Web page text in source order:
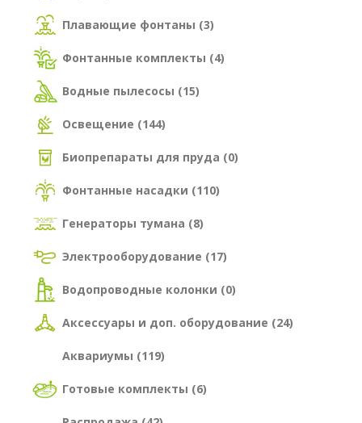
Плавающие фонтаны (3)
Фонтанные комплекты (4)
Водные пылесосы (15)
Освещение (144)
Биопрепараты для пруда (0)
Фонтанные насадки (110)
Генераторы тумана (8)
Электрооборудование (17)
Водопроводные колонки (0)
Аксессуары и доп. оборудование (24)
Аквариумы (119)
Готовые комплекты (6)